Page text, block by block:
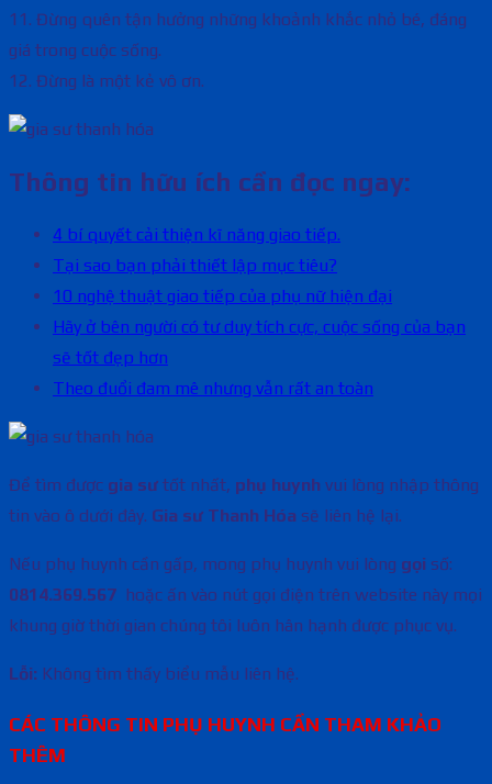
11. Đừng quên tận hưởng những khoảnh khắc nhỏ bé, đáng
giá trong cuộc sống.
12. Đừng là một kẻ vô ơn.
Thông tin hữu ích cần đọc ngay:
4 bí quyết cải thiện kĩ năng giao tiếp.
Tại sao bạn phải thiết lập mục tiêu?
10 nghệ thuật giao tiếp của phụ nữ hiện đại
Hãy ở bên người có tư duy tích cực, cuộc sống của bạn
sẽ tốt đẹp hơn
Theo đuổi đam mê nhưng vẫn rất an toàn
Để tìm được gia sư tốt nhất, phụ huynh vui lòng nhập thông
tin vào ô dưới đây. Gia sư Thanh Hóa sẽ liên hệ lại.
Nếu phụ huynh cần gấp, mong phụ huynh vui lòng gọi số:
0814.369.567 hoặc ấn vào nút gọi điện trên website này mọi
khung giờ thời gian chúng tôi luôn hân hạnh được phục vụ.
Lỗi: Không tìm thấy biểu mẫu liên hệ.
CÁC THÔNG TIN PHỤ HUYNH CẦN THAM KHẢO
THÊM